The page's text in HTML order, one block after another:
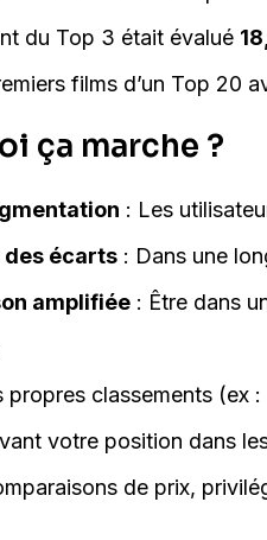
du Top 3 était évalué
films d’un Top 20
ça marche ?
: Les
des écarts : Dans une
amplifiée : Être dans
propres classements (ex
votre position dans
de prix,